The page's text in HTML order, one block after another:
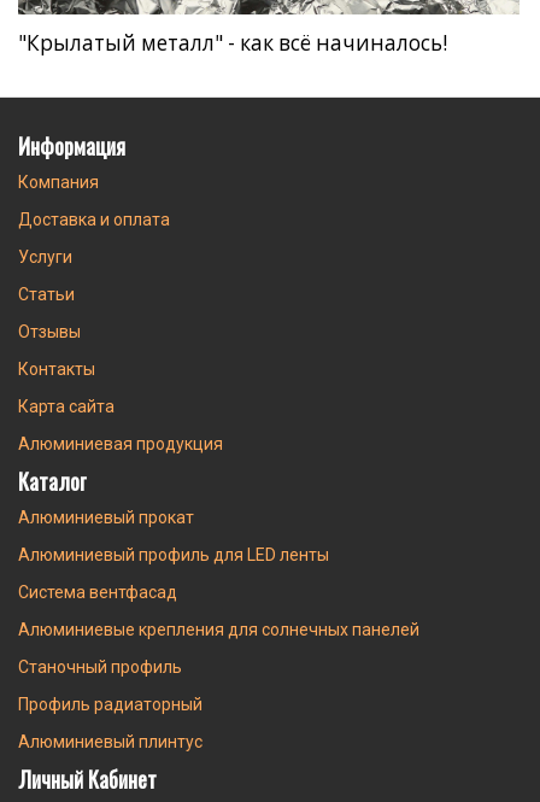
"Крылатый металл" - как всё начиналось!
Информация
Компания
Доставка и оплата
Услуги
Статьи
Отзывы
Контакты
Карта сайта
Алюминиевая продукция
Каталог
Алюминиевый прокат
Алюминиевый профиль для LED ленты
Система вентфасад
Алюминиевые крепления для солнечных панелей
Станочный профиль
Профиль радиаторный
Алюминиевый плинтус
Личный Кабинет